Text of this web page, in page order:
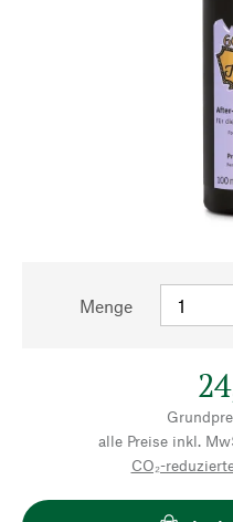
Menge
alle Preise inkl.
CO₂-